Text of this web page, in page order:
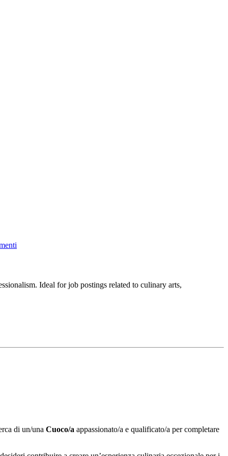
di un/una Cuoco/a appassionato/a e qualificato/a per completare